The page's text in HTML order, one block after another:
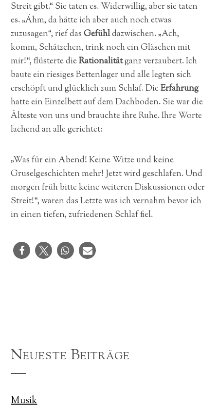
Streit gibt.“ Sie taten es. Widerwillig, aber sie taten
es. „Ähm, da hätte ich aber auch noch etwas
zuzusagen“, rief dasGefühldazwischen. „Ach,
komm, Schätzchen, trink noch ein Gläschen mit
mir!“, flüsterte dieRationalitätganz verzaubert. Ich
baute ein riesiges Bettenlager und alle legten sich
erschöpft und glücklich zum Schlaf. DieErfahrung
hatte ein Einzelbett auf dem Dachboden. Sie war die
Älteste von uns und brauchte ihre Ruhe. Ihre Worte
lachend an alle gerichtet:
„Was für ein Abend! Keine Witze und keine
Gruselgeschichten mehr! Jetzt wird geschlafen. Und
morgen früh bitte keine weiteren Diskussionen oder
Streit!“, waren das Letzte was ich vernahm bevor ich
in einen tiefen, zufriedenen Schlaf fiel.
Neueste Beiträge
Musik